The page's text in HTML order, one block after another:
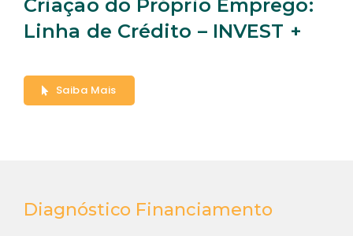
Criação do Próprio Emprego:
Linha de Crédito – INVEST +
Saiba Mais
Diagnóstico Financiamento